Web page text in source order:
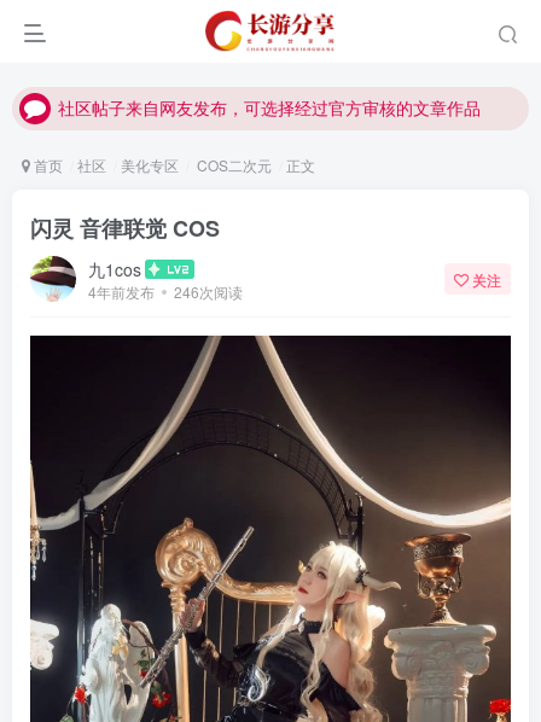
社区帖子来自网友发布，可选择经过官方审核的文章作品
社区帖子来自网友发布，可选择经过官方审核的文章作品
首页 社区 美化专区 COS二次元 正文
闪灵 音律联觉 COS
九1cos
4年前发布 246次阅读
关注